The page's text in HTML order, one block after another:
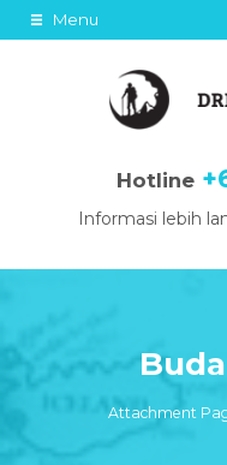
Menu
Hotline
Informasi lebih
Attachment